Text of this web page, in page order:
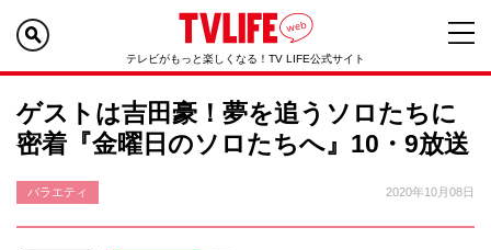
テレビがもっと楽しくなる！TV LIFE公式サイト
ゲストは吉田豪！夢を追うソロたちに
密着『金曜日のソロたちへ』10・9放送
バラエティ 2020年10月08日